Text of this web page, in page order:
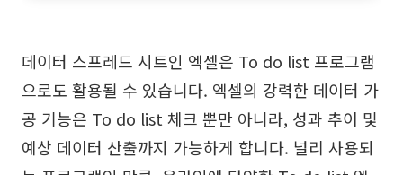
데이터 스프레드 시트인 엑셀은 To do list 프로그램
으로도 활용될 수 있습니다. 엑셀의 강력한 데이터 가
공 기능은 To do list 체크 뿐만 아니라, 성과 추이 및
예상 데이터 산출까지 가능하게 합니다. 널리 사용되